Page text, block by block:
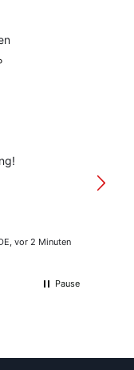
vor 2 Minuten
Pause